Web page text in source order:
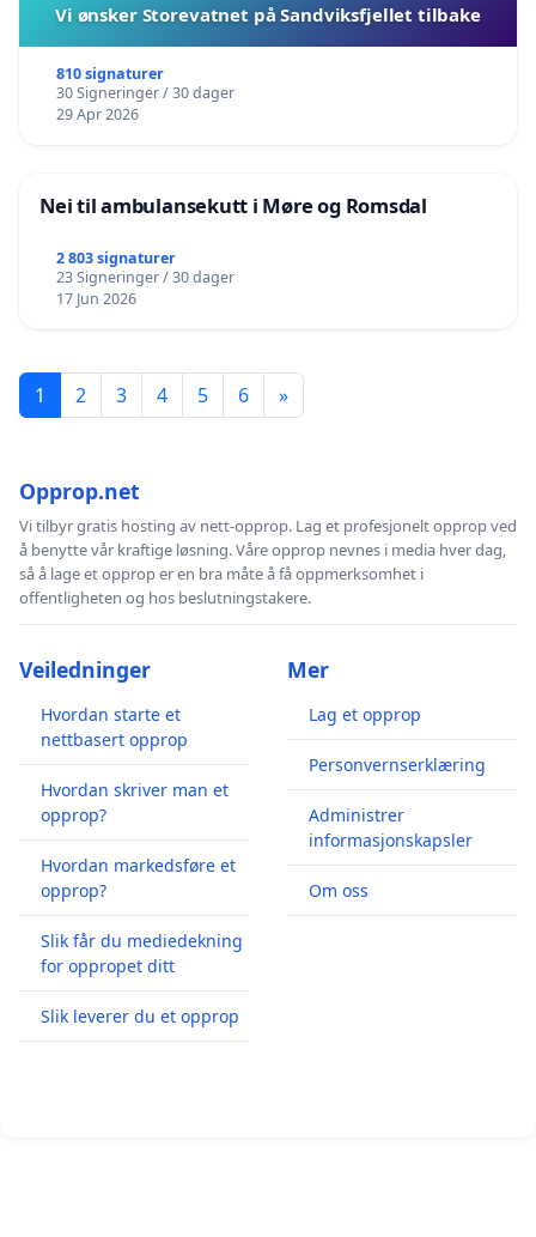
Vi ønsker Storevatnet på Sandviksfjellet tilbake
810 signaturer
30 Signeringer / 30 dager
29 Apr 2026
Nei til ambulansekutt i Møre og Romsdal
2 803 signaturer
23 Signeringer / 30 dager
17 Jun 2026
1 2 3 4 5 6 »
Opprop.net
Vi tilbyr gratis hosting av nett-opprop. Lag et profesjonelt opprop ved
å benytte vår kraftige løsning. Våre opprop nevnes i media hver dag,
så å lage et opprop er en bra måte å få oppmerksomhet i
offentligheten og hos beslutningstakere.
Veiledninger
Hvordan starte et
nettbasert opprop
Hvordan skriver man et
opprop?
Hvordan markedsføre et
opprop?
Slik får du mediedekning
for oppropet ditt
Slik leverer du et opprop
Mer
Lag et opprop
Personvernserklæring
Administrer
informasjonskapsler
Om oss